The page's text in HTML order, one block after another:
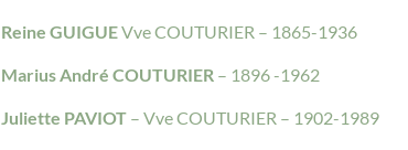
Reine GUIGUEVve COUTURIER – 1865-1936
Marius André COUTURIER– 1896 -1962
Juliette PAVIOT– Vve COUTURIER – 1902-1989